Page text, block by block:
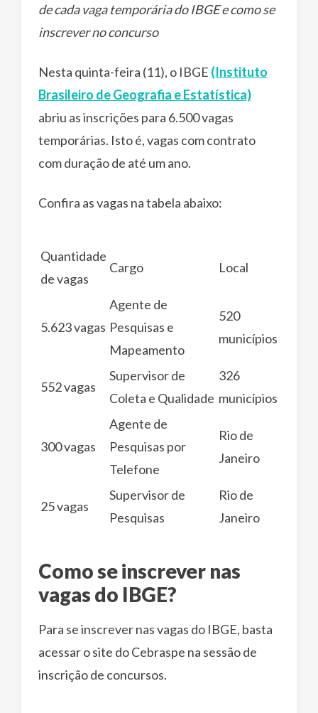
de cada vaga temporária do IBGE e como se
inscrever no concurso
Nesta quinta-feira (11), o IBGE (Instituto
Brasileiro de Geografia e Estatística)
abriu as inscrições para 6.500 vagas
temporárias. Isto é, vagas com contrato
com duração de até um ano.
Confira as vagas na tabela abaixo:
Quantidade
de vagas
Cargo Local
5.623 vagas
Agente de
Pesquisas e
Mapeamento
520
municípios
552 vagas
Supervisor de
Coleta e Qualidade
326
municípios
300 vagas
Agente de
Pesquisas por
Telefone
Rio de
Janeiro
25 vagas
Supervisor de
Pesquisas
Rio de
Janeiro
Como se inscrever nas
vagas do IBGE?
Para se inscrever nas vagas do IBGE, basta
acessar o site do Cebraspe na sessão de
inscrição de concursos.